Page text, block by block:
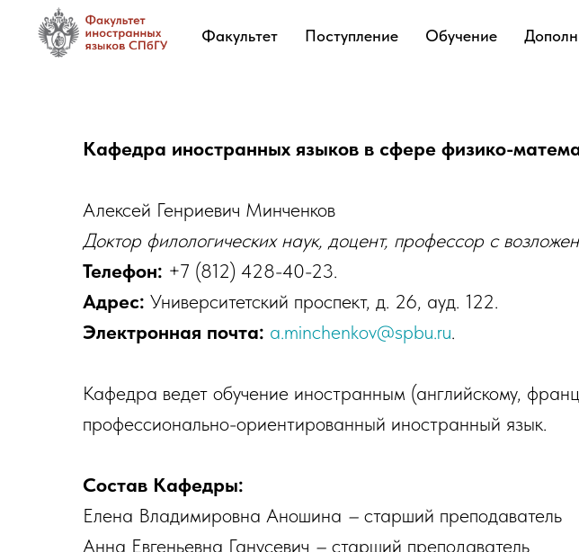
Факультет Поступление Обучение
Кафедра иностранных языков в сфере физико-
Алексей Генриевич Минченков
Доктор филологических наук, доцент, профессор с
Телефон: +7 (812) 428-40-23.
Адрес: Университетский проспект, д. 26, ауд. 122.
Электронная почта: a.minchenkov@spbu.ru.
Кафедра ведет обучение иностранным (английскому,
профессионально-ориентированный иностранный язык.
Состав Кафедры:
Елена Владимировна Аношина – старший преподаватель
Анна Евгеньевна Ганусевич – старший преподаватель